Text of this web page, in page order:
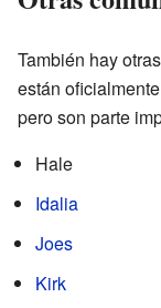
También hay
están
pero son parte
Hale
Idalia
Joes
Kirk